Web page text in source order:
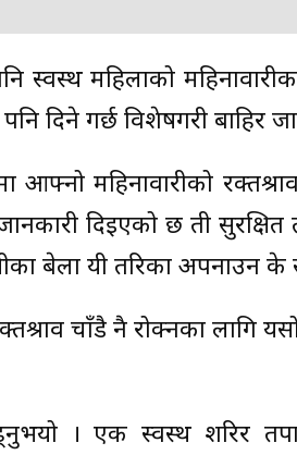
स्वस्थ महिलाको
दिने गर्छ विशेषगरी बाहिर
आफ्नो महिनावारीको
दिइएको छ ती
बेला यी तरिका अपनाउन के
चाँडै नै रोक्नका लागि
। एक स्वस्थ शरिर